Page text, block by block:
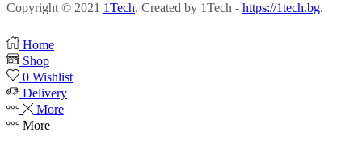
Copyright © 2021 1Tech. Created by 1Tech - https://1tech.bg.
Home
Shop
0 Wishlist
Delivery
More
More